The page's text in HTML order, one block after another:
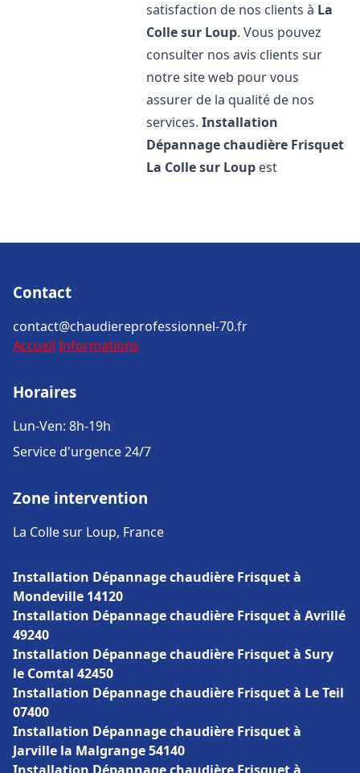
satisfaction de nos clients à La
Colle sur Loup. Vous pouvez
consulter nos avis clients sur
notre site web pour vous
assurer de la qualité de nos
services.Installation
Dépannage chaudière Frisquet
La Colle sur Loup est
Contact
contact@chaudiereprofessionnel-70.fr
Accueil Informations
Horaires
Lun-Ven: 8h-19h
Service d'urgence 24/7
Zone intervention
La Colle sur Loup, France
Installation Dépannage chaudière Frisquet à
Mondeville 14120
Installation Dépannage chaudière Frisquet à Avrillé
49240
Installation Dépannage chaudière Frisquet à Sury
le Comtal 42450
Installation Dépannage chaudière Frisquet à Le Teil
07400
Installation Dépannage chaudière Frisquet à
Jarville la Malgrange 54140